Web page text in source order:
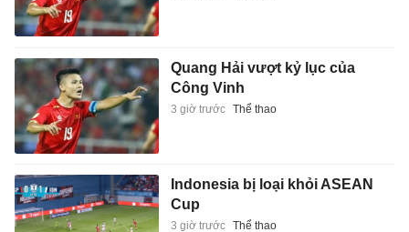
Quang Hải vượt kỷ lục của
Công Vinh
3 giờ trước Thể thao
Indonesia bị loại khỏi ASEAN
Cup
3 giờ trước Thể thao